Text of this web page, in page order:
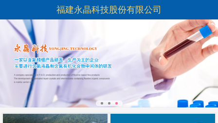
福建永晶科技股份有限公司